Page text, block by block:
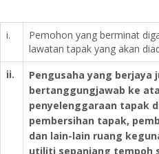
i.
Pemohon yang berminat
lawatan tapak yang akan
ii.
Pengusaha yang berjaya
bertanggungjawab ke
penyelenggaraan tapak
pembersihan tapak,
dan lain-lain ruang
utiliti sepanjang tempoh